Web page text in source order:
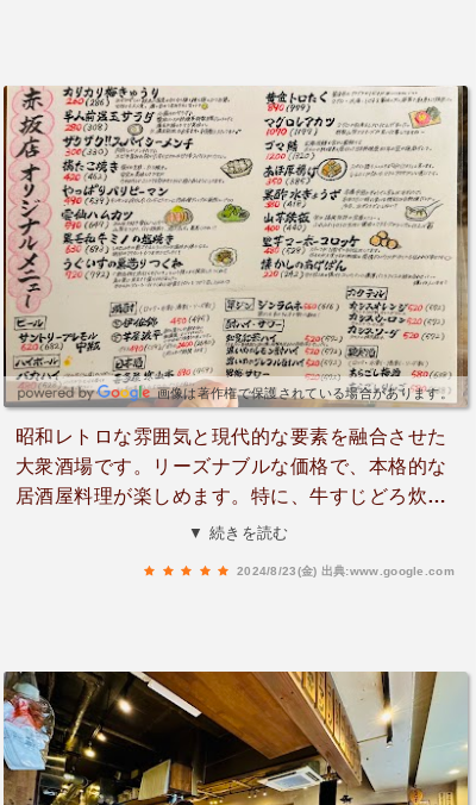
画像は著作権で保護されている場合があります。
昭和レトロな雰囲気と現代的な要素を融合させた
大衆酒場です。リーズナブルな価格で、本格的な
居酒屋料理が楽しめます。特に、牛すじどろ炊き
や豚串は看板メニューとして人気が高く、とろけ
理を満喫できるお店です。
▼ 続きを読む
2024/8/23(金) 出典:www.google.com